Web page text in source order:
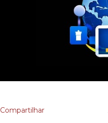
Compartilhar